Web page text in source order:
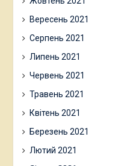
Вересень 2021
Серпень 2021
Липень 2021
Червень 2021
Травень 2021
Квітень 2021
Березень 2021
Лютий 2021